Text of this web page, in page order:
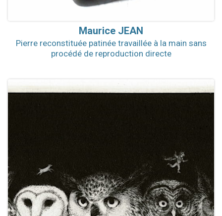
Maurice JEAN
Pierre reconstituée patinée travaillée à la main sans
procédé de reproduction directe